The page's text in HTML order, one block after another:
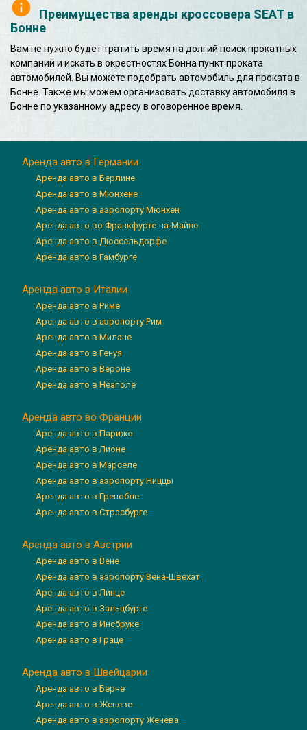
Преимущества аренды кроссовера SEAT в
Бонне
Вам не нужно будет тратить время на долгий поиск прокатных
компаний и искать в окрестностях Бонна пункт проката
автомобилей. Вы можете подобрать автомобиль для проката в
Бонне. Также мы можем организовать доставку автомобиля в
Бонне по указанному адресу в оговоренное время.
Аренда авто в Германии
Аренда авто в Берлине
Аренда авто в Мюнхене
Аренда авто в аэропорту Мюнхен
Аренда авто во Франкфурте-на-Майне
Аренда авто в Дюссельдорфе
Аренда авто в Гамбурге
Аренда авто в Италии
Аренда авто в Риме
Аренда авто в аэропорту Рим
Аренда авто в Милане
Аренда авто в Генуя
Аренда авто в Вероне
Аренда авто в Неаполе
Аренда авто во Франции
Аренда авто в Париже
Аренда авто в Лионе
Аренда авто в Марселе
Аренда авто в аэропорту Ниццы
Аренда авто в Гренобле
Аренда авто в Страсбурге
Аренда авто в Австрии
Аренда авто в Вене
Аренда авто в аэропорту Вена-Швехат
Аренда авто в Линце
Аренда авто в Зальцбурге
Аренда авто в Инсбруке
Аренда авто в Граце
Аренда авто в Швейцарии
Аренда авто в Берне
Аренда авто в Женеве
Аренда авто в аэропорту Женева